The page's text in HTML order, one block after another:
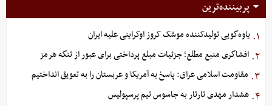
پربیننده‌ترین
۱. یاوه‌گویی تولیدکننده موشک کروز اوکراینی علیه ایران
۲. افشاگری منبع مطلع؛ جزئیات مبلغ پرداختی برای عبور از تنگه هرمز
۳. مقاومت اسلامی عراق: پاسخ به آمریکا و عربستان را به تعویق انداختیم
۴. هشدار مهدی تارتار به جاسوس تیم پرسپولیس